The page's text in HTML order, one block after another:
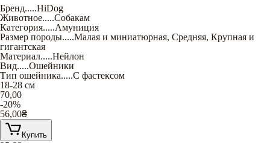
Бренд.....HiDog
Животное.....Собакам
Категория.....Амуниция
Размер породы.....Малая и миниатюрная, Средняя, Крупная и
гигантская
Материал.....Нейлон
Вид.....Ошейники
Тип ошейника.....С фастексом
18-28 см
70,00
-20%
56,00₴
Купить